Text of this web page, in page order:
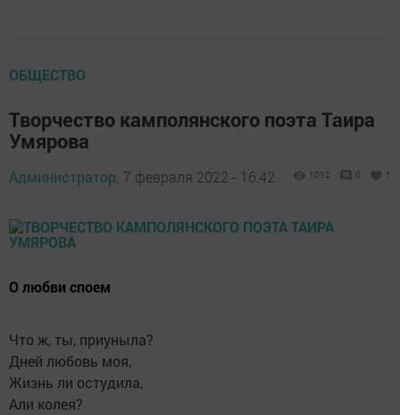
ОБЩЕСТВО
Творчество камполянского поэта Таира
Умярова
Администратор, 7 февраля 2022 - 16:42 1012 0 1
О любви споем
Что ж, ты, приуныла?
Дней любовь моя,
Жизнь ли остудила,
Али колея?